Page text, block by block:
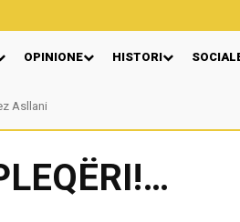
OPINIONE HISTORI
GJONAJ – NJË EMËR I NJOHUR I